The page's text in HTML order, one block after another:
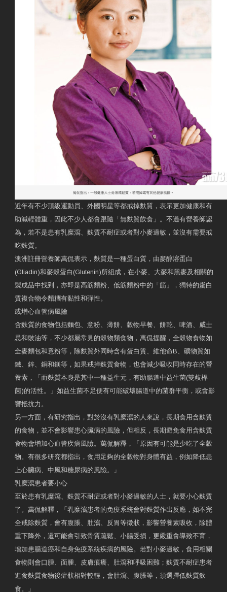
近年有不少頂級運動員、外國明星等都戒掉麩質，表示更加健康和有
助減輕體重，因此不少人都會跟隨「無麩質飲食」。不過有營養師認
為，若不是患有乳糜瀉、麩質不耐症或者對小麥過敏，並沒有需要戒
吃麩質。
澳洲註冊營養師萬侃表示，麩質是一種蛋白質，由麥醇溶蛋白
(Gliadin)和麥穀蛋白(Glutenin)所組成，在小麥、大麥和黑麥及相關的
製成品中找到，亦即是高筋麵粉、低筋麵粉中的「筋」，獨特的蛋白
質複合物令麵糰有黏性和彈性。
或增心血管病風險
含麩質的食物包括麵包、意粉、薄餅、穀物早餐、餅乾、啤酒、威士
忌和豉油等，不少都屬常見的穀物類食物，萬侃提醒，全穀物食物如
全麥麵包和意粉等，除麩質外同時含有蛋白質、維他命B、礦物質如
鐵、鋅、銅和鎂等，如果戒掉麩質食物，也會減少吸收同時存在的營
養素，「而麩質本身是其中一種益生元，有助腸道中益生菌(雙歧桿
菌)的活性。」如益生菌不足便有可能破壞腸道中的菌群平衡，或會影
響抵抗力。
另一方面，有研究指出，對於沒有乳糜瀉的人來說，長期食用含麩質
的食物，並不會影響患心臟病的風險，但相反，長期避免食用含麩質
食物會增加心血管疾病風險。萬侃解釋，「原因有可能是少吃了全穀
物。有很多研究都指出，食用足夠的全穀物對身體有益，例如降低患
上心臟病、中風和糖尿病的風險。」
乳糜瀉患者要小心
至於患有乳糜瀉、麩質不耐症或者對小麥過敏的人士，就要小心麩質
了。萬侃解釋，「乳糜瀉患者的免疫系統會對麩質作出反應，如不完
全戒除麩質，會有腹脹、肚瀉、反胃等徵狀，影響營養素吸收，除體
重下降外，還可能會引致骨質疏鬆、小腸受損，更嚴重會導致不育，
增加患腸道癌和自身免疫系統疾病的風險。若對小麥過敏，食用相關
食物則會口腫、面腫、皮膚痕癢、肚瀉和呼吸困難；麩質不耐症患者
進食麩質食物後症狀相對較輕，會肚瀉、腹脹等，須選擇低麩質飲
食。」